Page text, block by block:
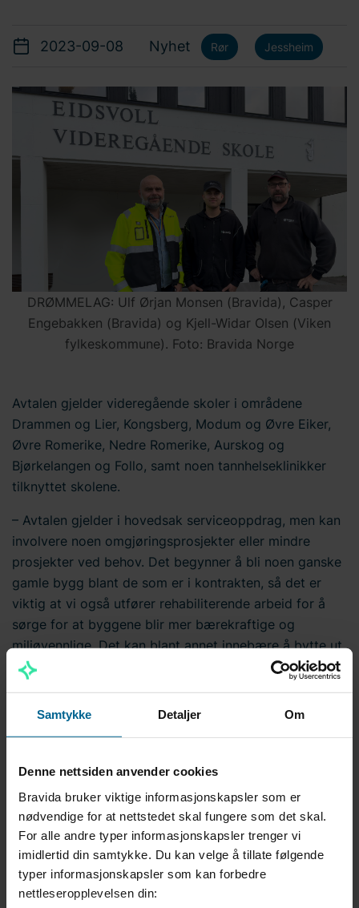
Samtykke Detaljer Om
Denne nettsiden anvender cookies
Bravida bruker viktige informasjonskapsler som er
nødvendige for at nettstedet skal fungere som det skal.
For alle andre typer informasjonskapsler trenger vi
imidlertid din samtykke. Du kan velge å tillate følgende
typer informasjonskapsler som kan forbedre
nettleseropplevelsen din:
2023-09-08 Nyhet Rør Jessheim
DRØMMELAG: Ulf Ørjan Monsen (Bravida), Casper
Engebakken (Bravida) og Kjell-Widar Olsen (Viken
fylkeskommune). Foto: Bravida Norge
Avtalen gjelder videregående skoler i områdene
Drammen og Lier, Kongsberg, Modum og Øvre Eiker,
Øvre Romerike, Nedre Romerike, Aurskog og
Bjørkelangen og Follo, samt noen tannhelseklinikker
tilknyttet skolene.
– Avtalen gjelder i hovedsak serviceoppdrag, men kan
involvere noen omgjøringsprosjekter eller mindre
prosjekter ved behov. Det begynner å bli noen ganske
gamle bygg blant de som er i kontrakten, så det er
viktig at vi også utfører rehabiliterende arbeid for å
sørge for at byggene blir mer bærekraftige og
miljøvennlige. Det kan blant annet innebære å bytte ut
gamle fyringsanlegg til nye varmepumper som et
avdelingssjef i Bravidas rørserviceavdeling i Romerike.
fylkeskommunen og avdelingen siden 2014, den gang
Akershus fylkeskommune. Kontrakten har blitt vunnet
frem for tredje gang og partene ser frem til enda flere
år med godt samarbeid, nå med flere delområder
inkludert.